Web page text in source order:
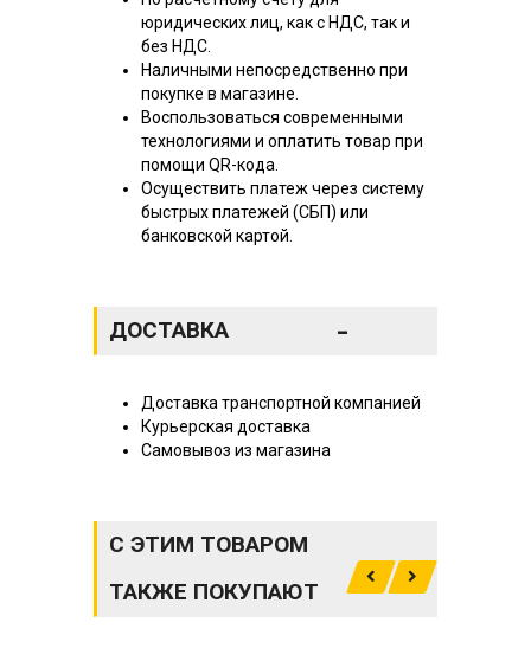
юридических лиц, как с НДС, так и
без НДС.
Наличными непосредственно при
покупке в магазине.
Воспользоваться современными
технологиями и оплатить товар при
помощи QR-кода.
Осуществить платеж через систему
быстрых платежей (СБП) или
банковской картой.
ДОСТАВКА -
Доставка транспортной компанией
Курьерская доставка
Самовывоз из магазина
С ЭТИМ ТОВАРОМ
ТАКЖЕ ПОКУПАЮТ